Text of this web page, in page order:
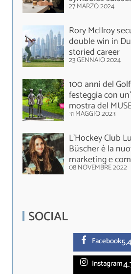
27 MARZO 2024
Rory McIlroy
double win in
storied career
23 GENNAIO 2024
100 anni del
festeggia con
mostra del
31 MAGGIO 2023
L'Hockey Club
Büscher è la
marketing e
08 NOVEMBRE 2022
SOCIAL
Facebook5.
Instagram